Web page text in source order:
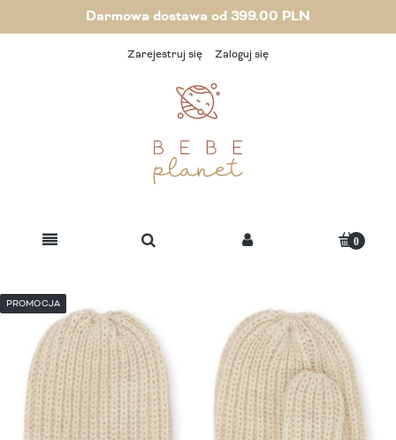
Darmowa dostawa od 399.00 PLN
Zarejestruj się Zaloguj się
PROMOCJA